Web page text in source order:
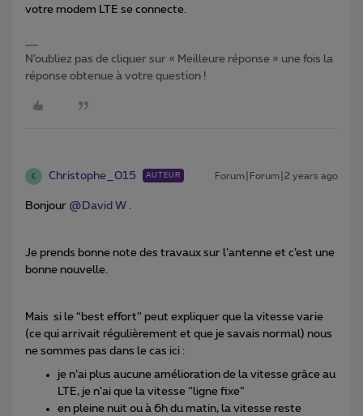
votre modem LTE se connecte.
N’oubliez pas de cliquer sur « Meilleure réponse » une fois la
réponse obtenue à votre question !
C Christophe_015 AUTEUR Forum|Forum|2 years ago
Bonjour @David W .
Je prends bonne note des travaux sur l’antenne et c’est une
bonne nouvelle.
Mais si le “best effort” peut expliquer que la vitesse varie
(ce qui arrivait régulièrement et que je savais normal) nous
ne sommes pas dans le cas ici :
je n’ai plus aucune amélioration de la vitesse grâce au
LTE, je n’ai que la vitesse “ligne fixe”
en pleine nuit ou à 6h du matin, la vitesse reste